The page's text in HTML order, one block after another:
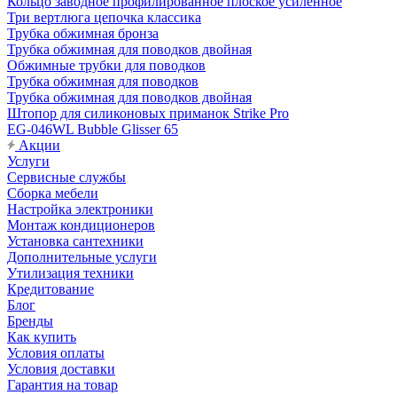
Три вертлюга цепочка классика
Трубка обжимная бронза
Трубка обжимная для поводков двойная
Обжимные трубки для поводков
Трубка обжимная для поводков
Трубка обжимная для поводков двойная
Штопор для силиконовых приманок Strike Pro
EG-046WL Bubble Glisser 65
Акции
Услуги
Сервисные службы
Сборка мебели
Настройка электроники
Монтаж кондиционеров
Установка сантехники
Дополнительные услуги
Утилизация техники
Кредитование
Блог
Бренды
Как купить
Условия оплаты
Условия доставки
Гарантия на товар